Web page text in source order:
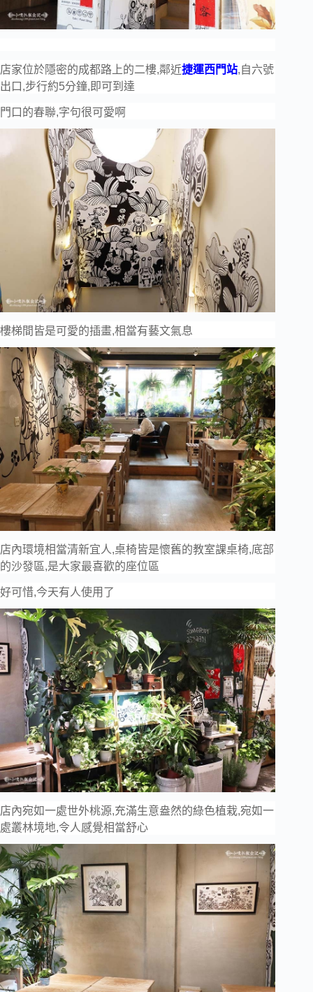
店家位於隱密的成都路上的二樓,鄰近捷運西門站,自六號
出口,步行約5分鐘,即可到達
門口的春聯,字句很可愛啊
樓梯間皆是可愛的插畫,相當有藝文氣息
店內環境相當清新宜人,桌椅皆是懷舊的教室課桌椅,底部
的沙發區,是大家最喜歡的座位區
好可惜,今天有人使用了
店內宛如一處世外桃源,充滿生意盎然的綠色植栽,宛如一
處叢林境地,令人感覺相當舒心